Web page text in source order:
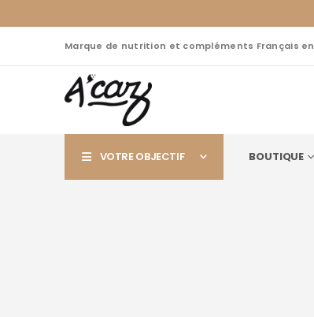
Marque de nutrition et compléments Français
VOTRE OBJECTIF BOUTIQUE